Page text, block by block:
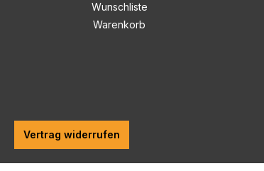
Wunschliste
Warenkorb
Vertrag widerrufen